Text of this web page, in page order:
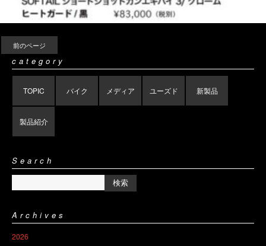
前のページ
category
TOPIC バイク メディア ユーズド 新製品
製品紹介
Search
Archives
2026